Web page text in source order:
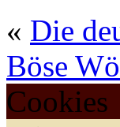
« Die
Böse
Cookies